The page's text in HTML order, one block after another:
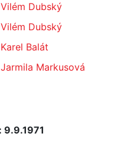
Vilém Dubský
Vilém Dubský
Karel Balát
Jarmila Markusová
9.9.1971